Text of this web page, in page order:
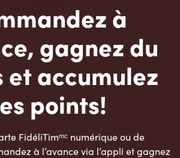
à
gagnez du
et accumulez
points!
FidéliTimᵐᶜ numérique ou de
à l’avance via l’appli et gagnez